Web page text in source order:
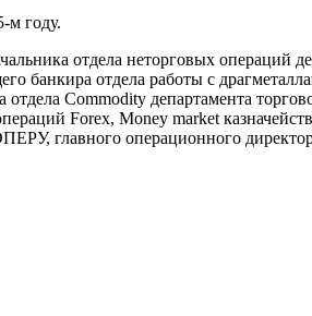
м году.
отдела неторговых операций
банкира отдела работы с
Commodity департамента
Forex, Money market
главного операционного